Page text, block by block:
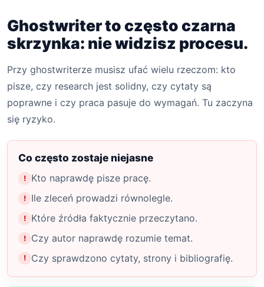
Ghostwriter to często czarna
skrzynka: nie widzisz procesu.
Przy ghostwriterze musisz ufać wielu rzeczom: kto
pisze, czy research jest solidny, czy cytaty są
poprawne i czy praca pasuje do wymagań. Tu zaczyna
się ryzyko.
Co często zostaje niejasne
Kto naprawdę pisze pracę.
Ile zleceń prowadzi równolegle.
Które źródła faktycznie przeczytano.
Czy autor naprawdę rozumie temat.
Czy sprawdzono cytaty, strony i bibliografię.